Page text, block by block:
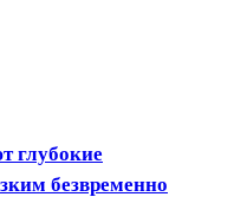
глубокие
безвременно